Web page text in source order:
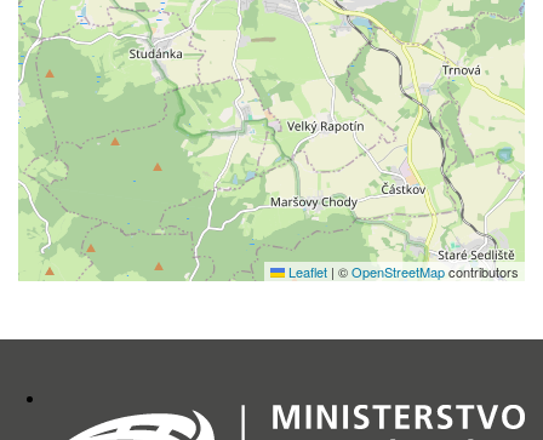
Leaflet | ©OpenStreetMapcontributors